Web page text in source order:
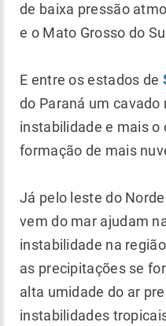
de baixa pressão
e o Mato Grosso do
E entre os estados de
do Paraná um
instabilidade e mais o
formação de mais
Já pelo leste do
vem do mar ajudam
instabilidade na
as precipitações se
alta umidade do ar
instabilidades